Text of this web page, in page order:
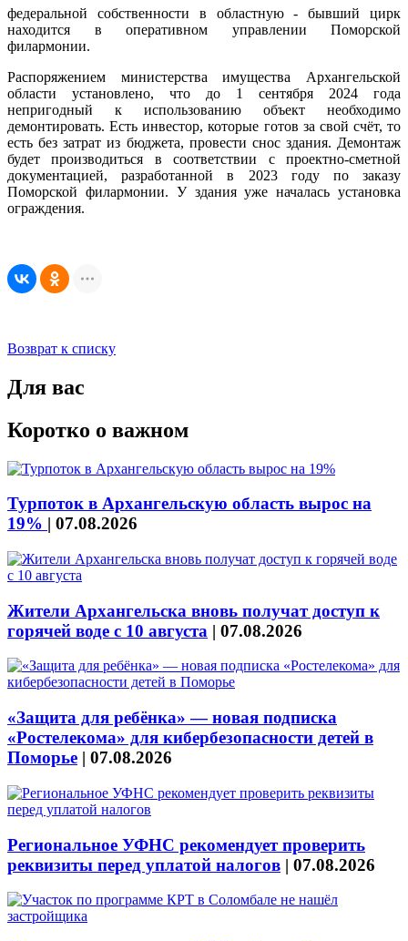
федеральной собственности в областную - бывший цирк
находится в оперативном управлении Поморской
филармонии.
Распоряжением министерства имущества Архангельской
области установлено, что до 1 сентября 2024 года
непригодный к использованию объект необходимо
демонтировать. Есть инвестор, которые готов за свой счёт, то
есть без затрат из бюджета, провести снос здания. Демонтаж
будет производиться в соответствии с проектно-сметной
документацией, разработанной в 2023 году по заказу
Поморской филармонии. У здания уже началась установка
ограждения.
Возврат к списку
Для вас
Коротко о важном
Турпоток в Архангельскую область вырос на
19% | 07.08.2026
Жители Архангельска вновь получат доступ к
горячей воде с 10 августа | 07.08.2026
«Защита для ребёнка» — новая подписка
«Ростелекома» для кибербезопасности детей в
Поморье | 07.08.2026
Региональное УФНС рекомендует проверить
реквизиты перед уплатой налогов | 07.08.2026